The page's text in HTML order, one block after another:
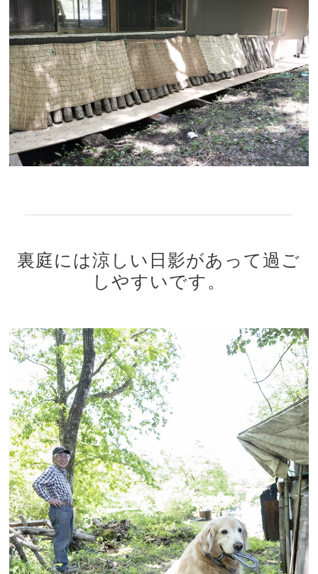
裏庭には涼しい日影があって過ご
しやすいです。